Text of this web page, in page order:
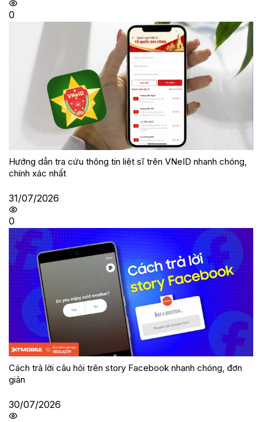
0
Hướng dẫn tra cứu thông tin liệt sĩ trên VNeID nhanh chóng,
chính xác nhất
31/07/2026
0
Cách trả lời câu hỏi trên story Facebook nhanh chóng, đơn
giản
30/07/2026